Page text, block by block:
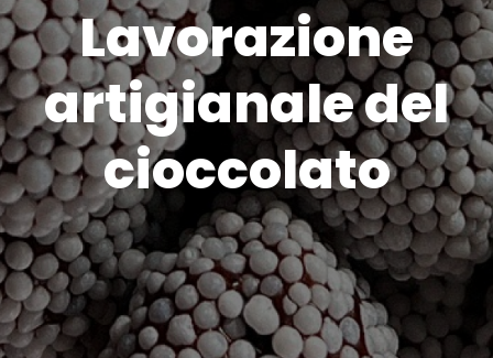
Lavorazione
artigianale del
cioccolato